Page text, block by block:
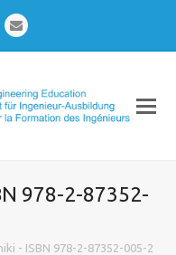
Email
978-2-87352-
- ISBN 978-2-87352-005-2